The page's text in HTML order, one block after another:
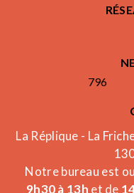
796
La Réplique - La
Notre bureau est
9h30 à 13h et de